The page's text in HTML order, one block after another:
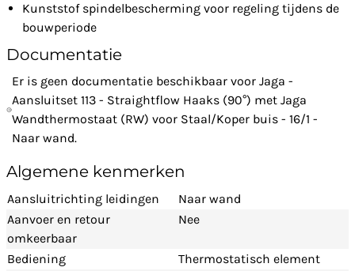
Kunststof spindelbescherming voor regeling tijdens de
bouwperiode
Documentatie
Er is geen documentatie beschikbaar voor Jaga -
Aansluitset 113 - Straightflow Haaks (90°) met Jaga
Wandthermostaat (RW) voor Staal/Koper buis - 16/1 -
Naar wand.
Algemene kenmerken
Aansluitrichting leidingen
Naar wand
Aanvoer en retour
omkeerbaar
Nee
Bediening
Thermostatisch element